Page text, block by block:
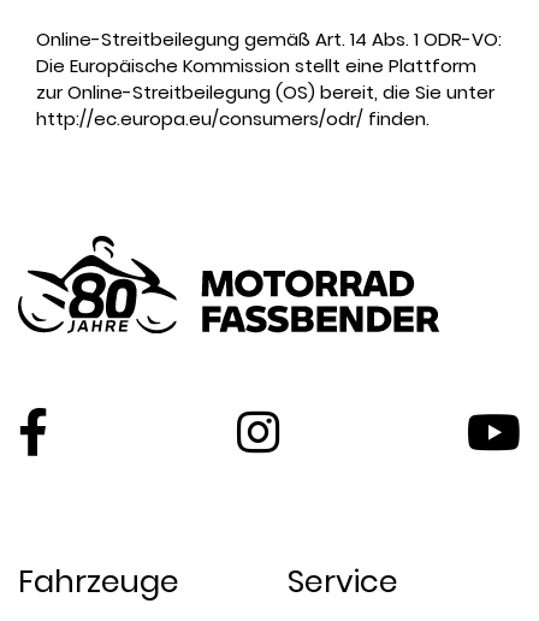
Online-Streitbeilegung gemäß Art. 14 Abs. 1 ODR-VO:
Die Europäische Kommission stellt eine Plattform
zur Online-Streitbeilegung (OS) bereit, die Sie unter
http://ec.europa.eu/consumers/odr/ finden.
Fahrzeuge Service